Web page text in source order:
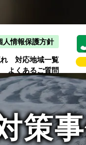
人情報保護方針
対応地域一覧
よくあるご質問
策